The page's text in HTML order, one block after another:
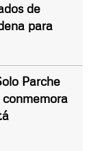
de
para
Parche